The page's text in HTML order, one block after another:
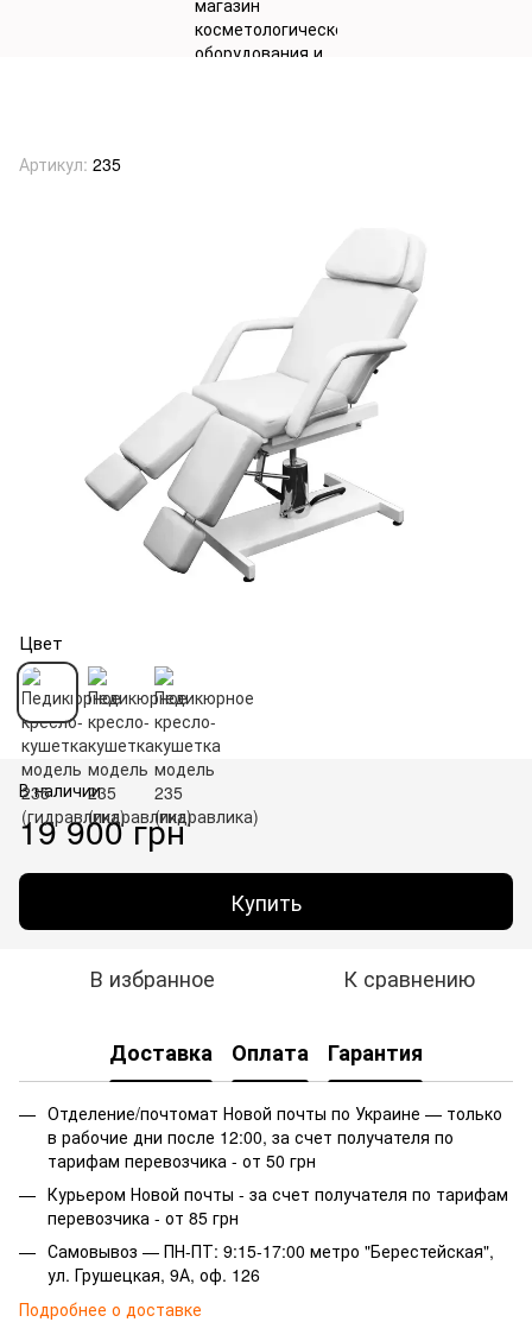
Артикул: 235
Цвет
В наличии
19 900 грн
Купить
В избранное К сравнению
Доставка Оплата Гарантия
Отделение/почтомат Новой почты по Украине — только
в рабочие дни после 12:00, за счет получателя по
тарифам перевозчика - от 50 грн
Курьером Новой почты - за счет получателя по тарифам
перевозчика - от 85 грн
Самовывоз — ПН-ПТ: 9:15-17:00 метро "Берестейская",
ул. Грушецкая, 9А, оф. 126
Подробнее о доставке